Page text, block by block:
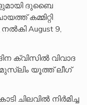
ദുബൈ
കമ്മിറ്റി
നൽകി August 9,
ക്വിസിൽ വിവാദ
മുസ്‌ലിം യൂത്ത് ലീഗ്
ചിലവിൽ നിർമിച്ച